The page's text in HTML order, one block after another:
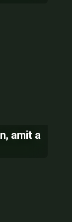
amit a